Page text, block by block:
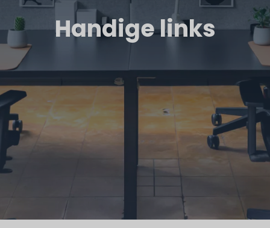
Handige links